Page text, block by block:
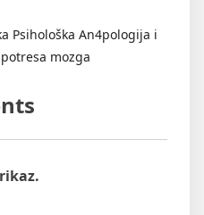
Psihološka An4pologija i
mozga